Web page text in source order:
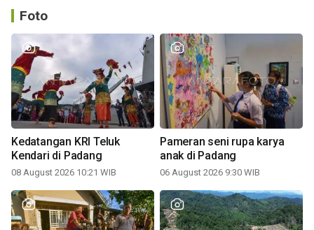
Foto
Kedatangan KRI Teluk
Kendari di Padang
08 August 2026 10:21 WIB
Pameran seni rupa karya
anak di Padang
06 August 2026 9:30 WIB